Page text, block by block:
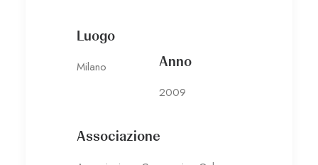
Luogo
Milano Anno
2009
Associazione